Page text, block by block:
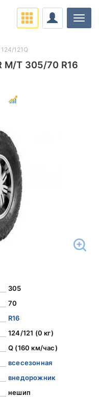
M/T 305/70 R16
305
70
R16
124/121 (0 кг)
Q (160 км/час)
всесезонная
внедорожник
нешип
121Q